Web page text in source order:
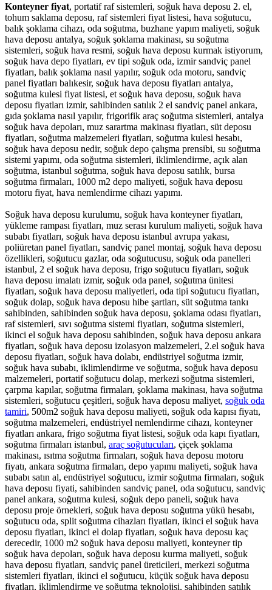
Konteyner fiyat, portatif raf sistemleri, soğuk hava deposu 2. el,
tohum saklama deposu, raf sistemleri fiyat listesi, hava soğutucu,
balık şoklama cihazı, oda soğutma, buzhane yapım maliyeti, soğuk
hava deposu antalya, soğuk şoklama makinası, su soğutma
sistemleri, soğuk hava resmi, soğuk hava deposu kurmak istiyorum,
soğuk hava depo fiyatları, ev tipi soğuk oda, izmir sandviç panel
fiyatları, balık şoklama nasıl yapılır, soğuk oda motoru, sandviç
panel fiyatları balıkesir, soğuk hava deposu fiyatları antalya,
soğutma kulesi fiyat listesi, et soğuk hava deposu, soğuk hava
deposu fiyatları izmir, sahibinden satılık 2 el sandviç panel ankara,
gıda şoklama nasıl yapılır, frigorifik araç soğutma sistemleri, antalya
soğuk hava depoları, muz sarartma makinası fiyatları, süt deposu
fiyatları, soğutma malzemeleri fiyatları, soğutma kulesi hesabı,
soğuk hava deposu nedir, soğuk depo çalışma prensibi, su soğutma
sistemi yapımı, oda soğutma sistemleri, iklimlendirme, açık alan
soğutma, istanbul soğutma, soğuk hava deposu satılık, bursa
soğutma firmaları, 1000 m2 depo maliyeti, soğuk hava deposu
motoru fiyat, hava nemlendirme cihazı yapımı.
Soğuk hava deposu kurulumu, soğuk hava konteyner fiyatları,
yükleme rampası fiyatları, muz serası kurulum maliyeti, soğuk hava
subabı fiyatları, soğuk hava deposu istanbul avrupa yakası,
poliüretan panel fiyatları, sandviç panel montaj, soğuk hava deposu
özellikleri, soğutucu gazlar, oda soğutucusu, soğuk oda panelleri
istanbul, 2 el soğuk hava deposu, frigo soğutucu fiyatları, soğuk
hava deposu imalatı izmir, soğuk oda panel, soğutma ünitesi
fiyatları, soğuk hava deposu maliyetleri, oda tipi soğutucu fiyatları,
soğuk dolap, soğuk hava deposu hibe şartları, süt soğutma tankı
sahibinden, sahibinden soğuk hava deposu, şoklama odası fiyatları,
raf sistemleri, sıvı soğutma sistemi fiyatları, soğutma sistemleri,
ikinci el soğuk hava deposu sahibinden, soğuk hava deposu ankara
fiyatları, soğuk hava deposu izolasyon malzemeleri, 2.el soğuk hava
deposu fiyatları, soğuk hava dolabı, endüstriyel soğutma izmir,
soğuk hava subabı, iklimlendirme ve soğutma, soğuk hava deposu
malzemeleri, portatif soğutucu dolap, merkezi soğutma sistemleri,
çarpma kapılar, soğutma firmaları, şoklama makinası, hava soğutma
sistemleri, soğutucu çeşitleri, soğuk hava deposu maliyet, soğuk oda
tamiri, 500m2 soğuk hava deposu maliyeti, soğuk oda kapısı fiyatı,
soğutma malzemeleri, endüstriyel nemlendirme cihazı, konteyner
fiyatları ankara, frigo soğutma fiyat listesi, soğuk oda kapı fiyatları,
soğutma firmaları istanbul, araç soğutucuları, çiçek şoklama
makinası, ısıtma soğutma firmaları, soğuk hava deposu motoru
fiyatı, ankara soğutma firmaları, depo yapımı maliyeti, soğuk hava
subabı satın al, endüstriyel soğutucu, izmir soğutma firmaları, soğuk
hava deposu fiyati, sahibinden sandviç panel, oda soğutucu, sandviç
panel ankara, soğutma kulesi, soğuk depo paneli, soğuk hava
deposu proje örnekleri, soğuk hava deposu soğutma yükü hesabı,
soğutucu oda, split soğutma cihazları fiyatları, ikinci el soğuk hava
deposu fiyatları, ikinci el dolap fiyatları, soğuk hava deposu kaç
derecedir, 1000 m2 soğuk hava deposu maliyeti, konteyner tip
soğuk hava depoları, soğuk hava deposu kurma maliyeti, soğuk
hava deposu fiyatları, sandviç panel üreticileri, merkezi soğutma
sistemleri fiyatları, ikinci el soğutucu, küçük soğuk hava deposu
fiyatları, iklimlendirme ve soğutma teknolojisi, sahibinden satılık